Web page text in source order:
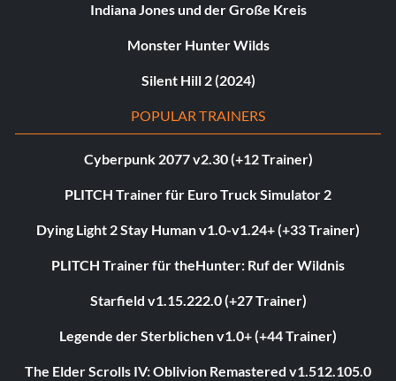
Indiana Jones und der Große Kreis
Monster Hunter Wilds
Silent Hill 2 (2024)
POPULAR TRAINERS
Cyberpunk 2077 v2.30 (+12 Trainer)
PLITCH Trainer für Euro Truck Simulator 2
Dying Light 2 Stay Human v1.0-v1.24+ (+33 Trainer)
PLITCH Trainer für theHunter: Ruf der Wildnis
Starfield v1.15.222.0 (+27 Trainer)
Legende der Sterblichen v1.0+ (+44 Trainer)
The Elder Scrolls IV: Oblivion Remastered v1.512.105.0